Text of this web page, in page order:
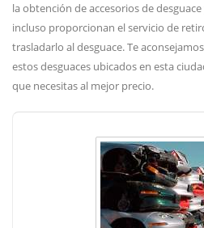
la obtención de accesorios de
incluso proporcionan el servicio de
trasladarlo al desguace. Te
estos desguaces ubicados en esta
que necesitas al mejor precio.